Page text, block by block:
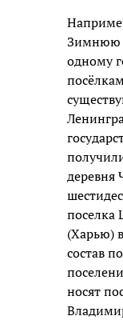
Зимнюю
одному
деревня
поселка
(Харью)
состав
носят